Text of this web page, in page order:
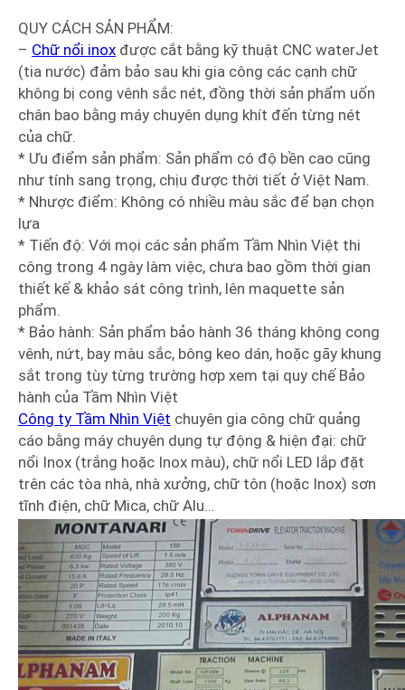
QUY CÁCH SẢN PHẨM:
– Chữ nổi inox được cắt bằng kỹ thuật CNC waterJet
(tia nước) đảm bảo sau khi gia công các cạnh chữ
không bị cong vênh sắc nét, đồng thời sản phẩm uốn
chân bao bằng máy chuyên dụng khít đến từng nét
của chữ.
* Ưu điểm sản phẩm: Sản phẩm có độ bền cao cũng
như tính sang trọng, chịu được thời tiết ở Việt Nam.
* Nhược điểm: Không có nhiều màu sắc để bạn chọn
lựa
* Tiến độ: Với mọi các sản phẩm Tầm Nhìn Việt thi
công trong 4 ngày làm việc, chưa bao gồm thời gian
thiết kế & khảo sát công trình, lên maquette sản
phẩm.
* Bảo hành: Sản phẩm bảo hành 36 tháng không cong
vênh, nứt, bay màu sắc, bông keo dán, hoặc gãy khung
sắt trong tùy từng trường hợp xem tại quy chế Bảo
hành của Tầm Nhìn Việt
Công ty Tầm Nhìn Việt chuyên gia công chữ quảng
cáo bằng máy chuyên dụng tự động & hiện đại: chữ
nổi Inox (trắng hoặc Inox màu), chữ nổi LED lắp đặt
trên các tòa nhà, nhà xưởng, chữ tôn (hoặc Inox) sơn
tĩnh điện, chữ Mica, chữ Alu…